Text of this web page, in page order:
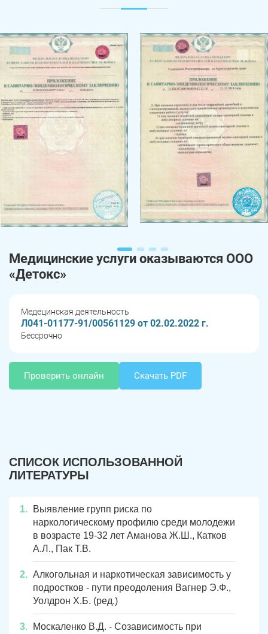
Медицинские услуги оказываются ООО
«Детокс»
Медецинская деятельность
Л041-01177-91/00561129 от 02.02.2022 г.
Бессрочно
Проверить онлайн Скачать PDF
СПИСОК ИСПОЛЬЗОВАННОЙ
ЛИТЕРАТУРЫ
Выявление групп риска по
наркологическому профилю среди молодежи
в возрасте 19-32 лет Аманова Ж.Ш., Катков
А.Л., Пак Т.В.
Алкогольная и наркотическая зависимость у
подростков - пути преодоления Вагнер Э.Ф.,
Уолдрон X.Б. (ред.)
Москаленко В.Д. - Созависимость при